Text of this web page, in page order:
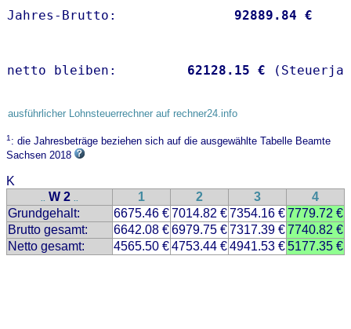
Jahres-Brutto: 92889.84 €
netto bleiben: 62128.15 €
ausführlicher Lohnsteuerrechner auf rechner24.info
1: die Jahresbeträge beziehen sich auf die ausgewählte Tabelle Beamte
Sachsen 2018
K
.. W 2 .. 1 2 3
4
Grundgehalt:
6675.46 €7014.82 €7354.16 €7779.72 €
Brutto gesamt:
6642.08 €6979.75 €7317.39 €7740.82 €
Netto gesamt:
4565.50 €4753.44 €4941.53 €5177.35 €